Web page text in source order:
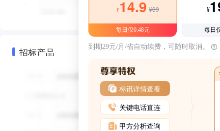
招标产品
¥14.9 ¥39
每日仅0.48元
¥
每日
到期29元/月/省自动续费，可随时取消。
标讯详情查看
关键电话直连
甲方分析查询